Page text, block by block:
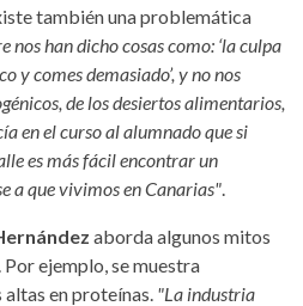
también una problemática
nos han dicho cosas como: ‘la culpa
y comes demasiado’, y no nos
de los desiertos alimentarios,
en el curso al alumnado que si
es más fácil encontrar un
a que vivimos en Canarias"
aborda algunos mitos
ejemplo, se muestra
en proteínas. "La industria